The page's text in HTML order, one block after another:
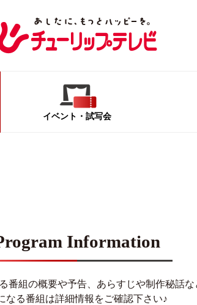
イベント ・試写会
Information
番組の概要や予告、あらすじや制作秘話な
なる番組は詳細情報をご確認下さい♪